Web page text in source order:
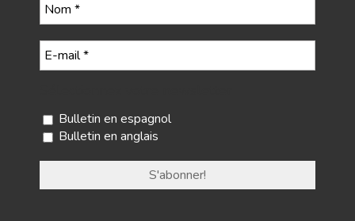
Bulletin en espagnol
Bulletin en anglais